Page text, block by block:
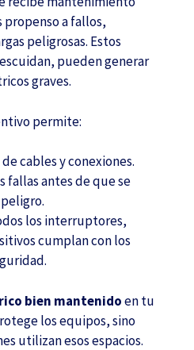
propenso a fallos,
peligrosas. Estos
pueden generar
graves.
permite:
cables y conexiones.
fallas antes de que se
los interruptores,
cumplan con los
bien mantenidoen tu
los equipos, sino
utilizan esos espacios.